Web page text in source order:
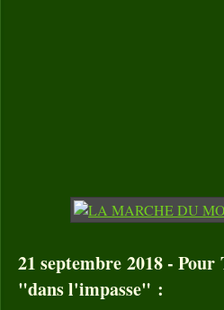
21 septembre 2018 -
"dans l'impasse" :